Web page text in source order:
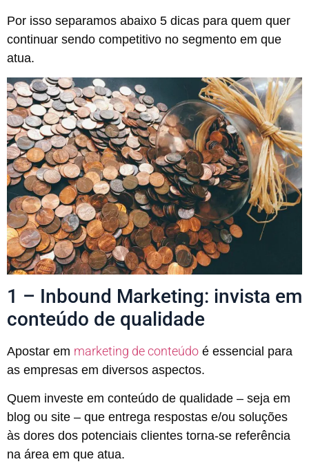
Por isso separamos abaixo 5 dicas para quem quer
continuar sendo competitivo no segmento em que
atua.
1 – Inbound Marketing: invista em
conteúdo de qualidade
Apostar em marketing de conteúdo é essencial para
as empresas em diversos aspectos.
Quem investe em conteúdo de qualidade – seja em
blog ou site – que entrega respostas e/ou soluções
às dores dos potenciais clientes torna-se referência
na área em que atua.